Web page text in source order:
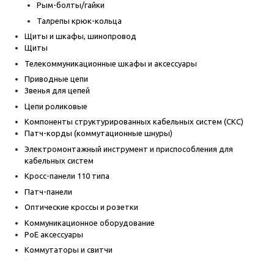
Рым-болты/гайки
Талрепы крюк-кольца
Щиты и шкафы, шинопровод
Щиты
Телекоммуникационные шкафы и аксессуары
Приводные цепи
Звенья для цепей
Цепи роликовые
Компоненты структурированных кабельных систем (СКС)
Патч-корды (коммутационные шнуры)
Электромонтажный инструмент и приспособления для
кабельных систем
Кросс-панели 110 типа
Патч-панели
Оптические кроссы и розетки
Коммуникационное оборудование
PoE аксессуары
Коммутаторы и свитчи